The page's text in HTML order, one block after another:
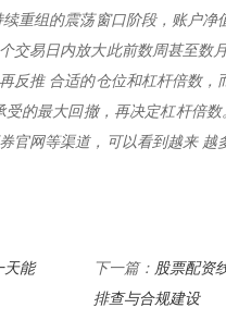
重组的震荡窗口阶段，账户净
交易日内放大此前数周甚至数
反推 合适的仓位和杠杆倍数，
的最大回撤，再决定杠杆倍
官网等渠道，可以看到越来 越
天能
下一篇： 股票配资
排查与合规建设